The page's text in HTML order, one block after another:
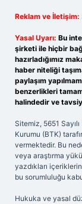
Reklam ve İletişim:
Yasal Uyarı: Bu
şirketi ile hiçbir
hazırladığımız
haber niteliği
paylaşım
benzerlikleri
halindedir ve
Sitemiz, 5651
Kurumu (BTK)
vermektedir. Bu
veya araştırma
yazdıkları
bu sorumluluğu
Hukuka ve yasal